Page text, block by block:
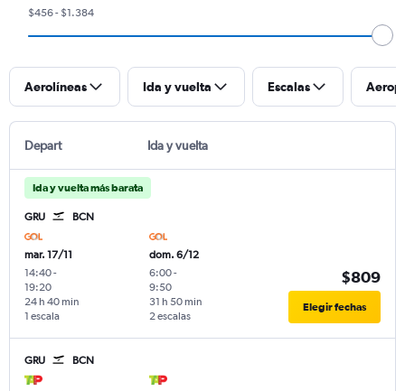
$456 - $1.384
Aerolíneas Ida y vuelta Escalas
Depart Ida y vuelta
Ida y vuelta más barata
GRU BCN
mar. 17/11
14:40-
19:20
1 escala
24 h 40 min
dom. 6/12
6:00-
9:50
2 escalas
31 h 50 min
$809
Elegir fechas
GRU BCN